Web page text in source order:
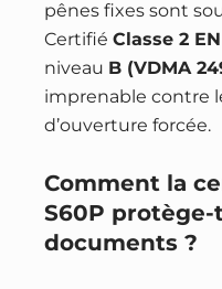
pênes fixes sont
Certifié Classe 2 EN
niveau B (VDMA
imprenable contre
d’ouverture forcée.
Comment la
S60P protège-
documents ?